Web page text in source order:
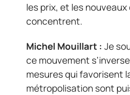
les prix, et les nouveaux
concentrent.
Michel Mouillart : Je
ce mouvement
mesures qui favorisent
métropolisation sont